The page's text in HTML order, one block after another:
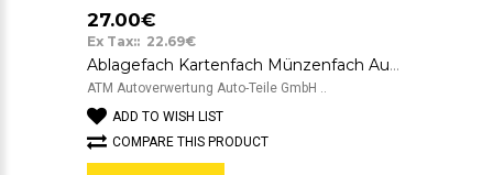
27.00€
Ex Tax:: 22.69€
Ablagefach Kartenfach Münzenfach Audi A3 8P 8P0941561F
ATM Autoverwertung Auto-Teile GmbH ..
ADD TO WISH LIST
COMPARE THIS PRODUCT